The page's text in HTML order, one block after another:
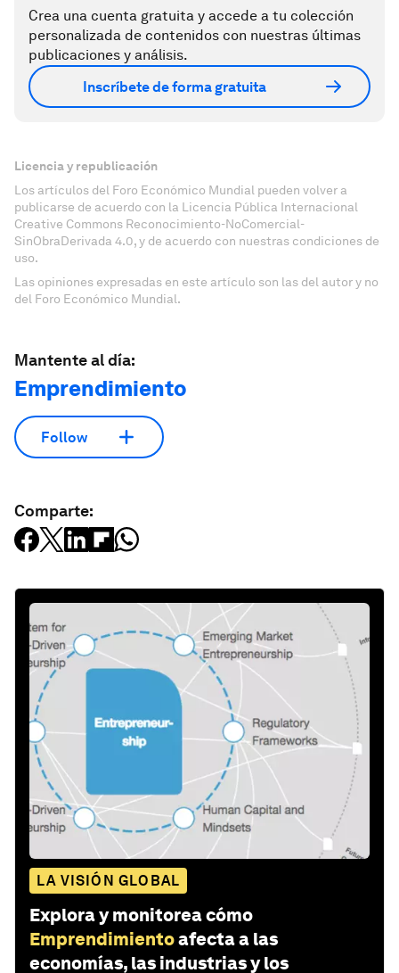
Crea una cuenta gratuita y accede a tu colección
personalizada de contenidos con nuestras últimas
publicaciones y análisis.
Inscríbete de forma gratuita
Licencia y republicación
Los artículos del Foro Económico Mundial pueden volver a
publicarse de acuerdo con la Licencia Pública Internacional
Creative Commons Reconocimiento-NoComercial-
SinObraDerivada 4.0, y de acuerdo con nuestras condiciones de
uso.
Las opiniones expresadas en este artículo son las del autor y no
del Foro Económico Mundial.
Mantente al día:
Emprendimiento
Follow
Comparte:
LA VISIÓN GLOBAL
Explora y monitorea cómo
Emprendimientoafecta a las
economías, las industrias y los